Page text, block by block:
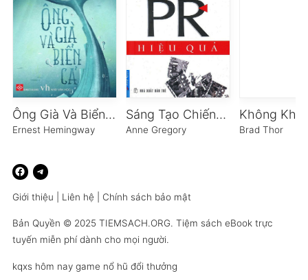
Ông Già Và Biển Cả
Ernest Hemingway
Sáng Tạo Chiến Dịch PR Hiệu Quả
Anne Gregory Brad Thor
Giới thiệu Liên hệ Chính sách bảo mật
Bản Quyền © 2025 TIEMSACH.ORG. Tiệm sách eBook trực
tuyến miễn phí dành cho mọi người.
kqxs hôm nay game nổ hũ đổi thưởng